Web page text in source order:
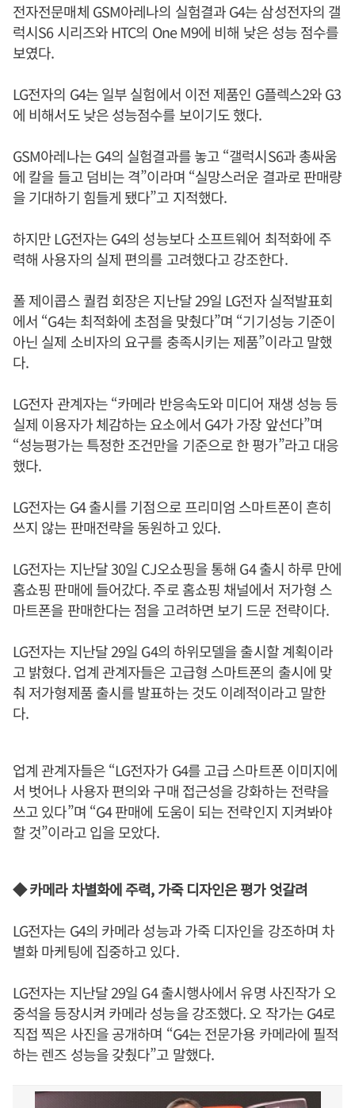
전자전문매체 GSM아레나의 실험결과 G4는 삼성전자의 갤
럭시S6 시리즈와 HTC의 One M9에 비해 낮은 성능 점수를
보였다.
LG전자의 G4는 일부 실험에서 이전 제품인 G플렉스2와 G3
에 비해서도 낮은 성능점수를 보이기도 했다.
GSM아레나는 G4의 실험결과를 놓고 “갤럭시S6과 총싸움
에 칼을 들고 덤비는 격”이라며 “실망스러운 결과로 판매량
을 기대하기 힘들게 됐다”고 지적했다.
하지만 LG전자는 G4의 성능보다 소프트웨어 최적화에 주
력해 사용자의 실제 편의를 고려했다고 강조한다.
폴 제이콥스 퀄컴 회장은 지난달 29일 LG전자 실적발표회
에서 “G4는 최적화에 초점을 맞췄다”며 “기기성능 기준이
아닌 실제 소비자의 요구를 충족시키는 제품”이라고 말했
다.
LG전자 관계자는 “카메라 반응속도와 미디어 재생 성능 등
실제 이용자가 체감하는 요소에서 G4가 가장 앞선다”며
“성능평가는 특정한 조건만을 기준으로 한 평가”라고 대응
했다.
LG전자는 G4 출시를 기점으로 프리미엄 스마트폰이 흔히
쓰지 않는 판매전략을 동원하고 있다.
LG전자는 지난달 30일 CJ오쇼핑을 통해 G4 출시 하루 만에
홈쇼핑 판매에 들어갔다. 주로 홈쇼핑 채널에서 저가형 스
마트폰을 판매한다는 점을 고려하면 보기 드문 전략이다.
LG전자는 지난달 29일 G4의 하위모델을 출시할 계획이라
고 밝혔다. 업계 관계자들은 고급형 스마트폰의 출시에 맞
춰 저가형제품 출시를 발표하는 것도 이례적이라고 말한
다.
업계 관계자들은 “LG전자가 G4를 고급 스마트폰 이미지에
서 벗어나 사용자 편의와 구매 접근성을 강화하는 전략을
쓰고 있다”며 “G4 판매에 도움이 되는 전략인지 지켜봐야
할 것”이라고 입을 모았다.
◆ 카메라 차별화에 주력, 가죽 디자인은 평가 엇갈려
LG전자는 G4의 카메라 성능과 가죽 디자인을 강조하며 차
별화 마케팅에 집중하고 있다.
LG전자는 지난달 29일 G4 출시행사에서 유명 사진작가 오
중석을 등장시켜 카메라 성능을 강조했다. 오 작가는 G4로
직접 찍은 사진을 공개하며 “G4는 전문가용 카메라에 필적
하는 렌즈 성능을 갖췄다”고 말했다.